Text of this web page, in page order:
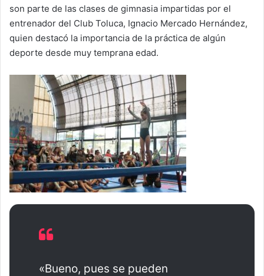
son parte de las clases de gimnasia impartidas por el
entrenador del Club Toluca, Ignacio Mercado Hernández,
quien destacó la importancia de la práctica de algún
deporte desde muy temprana edad.
«Bueno, pues se pueden